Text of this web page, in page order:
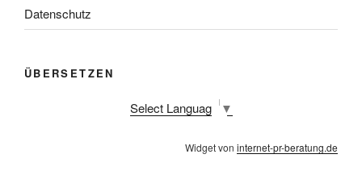
Datenschutz
ÜBERSETZEN
Select Language ▼
Widget von internet-pr-beratung.de